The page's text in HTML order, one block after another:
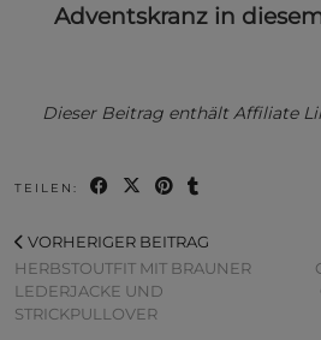
Adventskranz in
Dieser Beitrag enthält Affiliate
TEILEN:
VORHERIGER BEITRAG
HERBSTOUTFIT MIT BRAUNER
LEDERJACKE UND
STRICKPULLOVER